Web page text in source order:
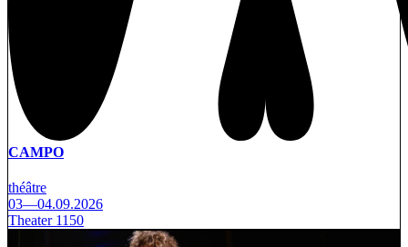
CAMPO
théâtre
03—04.09.2026
Theater 1150